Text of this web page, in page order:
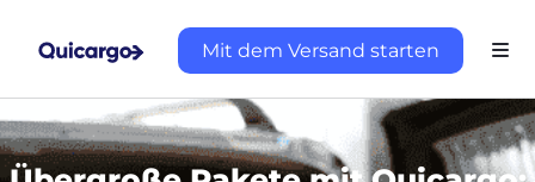
Mit dem Versand starten